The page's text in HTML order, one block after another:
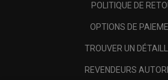
POLITIQUE DE
OPTIONS DE
TROUVER UN
REVENDEURS